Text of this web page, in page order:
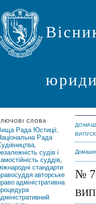
СЛОВА
Рада Юстиції,
Рада
судів і
суддів,
стандарти
авторське
адміністративна
ВИПУСК
№